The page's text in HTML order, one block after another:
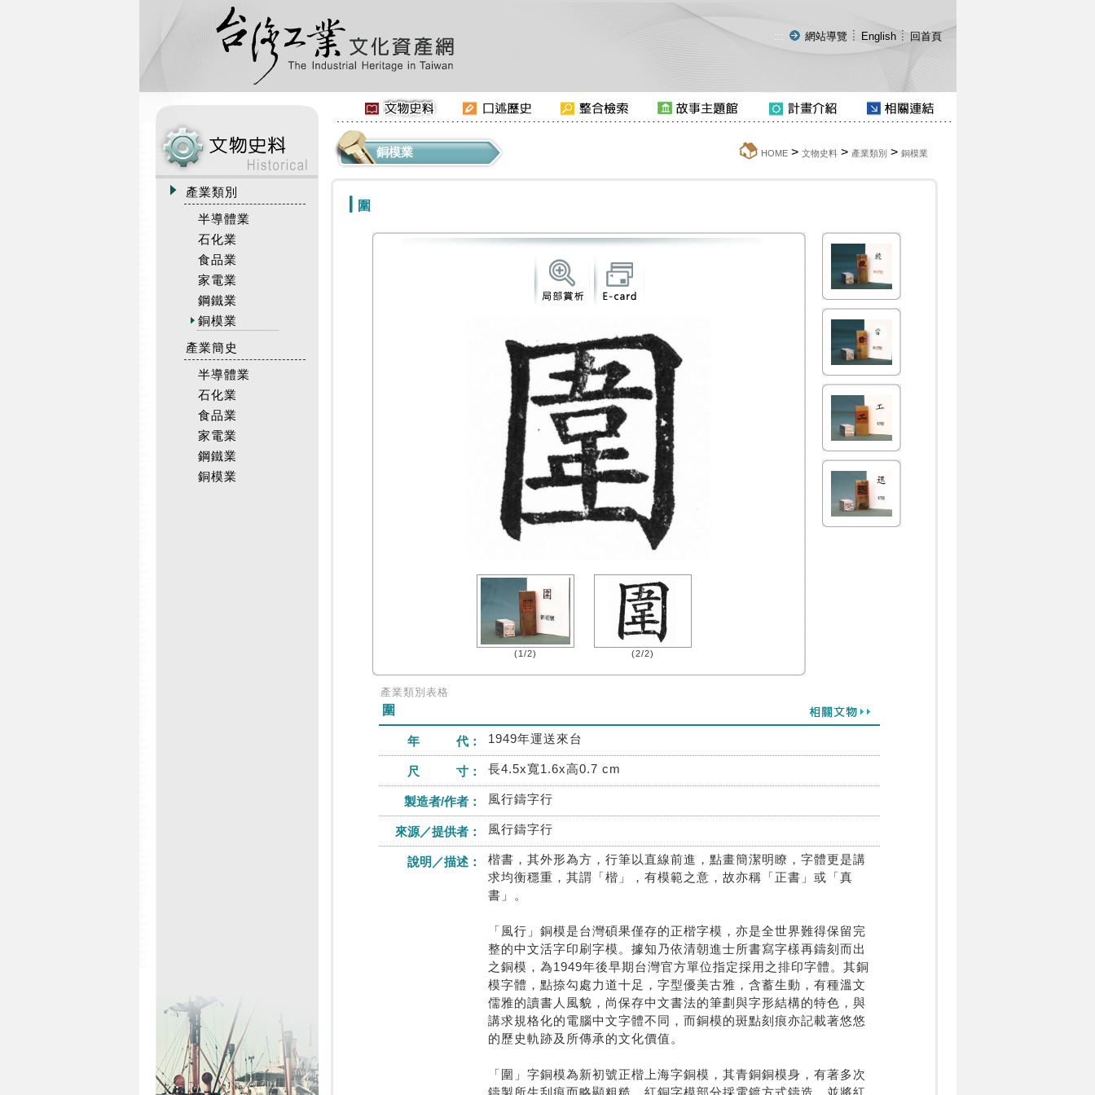
::: 網站導覽 English 回首頁
:::
產業類別
半導體業
石化業
食品業
家電業
鋼鐵業
銅模業
產業簡史
半導體業
石化業
食品業
家電業
鋼鐵業
銅模業
銅模業 HOME> 文物史料> 產業類別 > 銅模業
圍
(1/2) (2/2)
產業類別表格
圍
年 代： 1949年運送來台
尺 寸： 長4.5x寬1.6x高0.7 cm
製造者/作者： 風行鑄字行
來源／提供者： 風行鑄字行
說明／描述：
楷書，其外形為方，行筆以直線前進，點畫簡潔明瞭，字體更是講
求均衡穩重，其謂「楷」，有模範之意，故亦稱「正書」或「真
書」。
「風行」銅模是台灣碩果僅存的正楷字模，亦是全世界難得保留完
整的中文活字印刷字模。據知乃依清朝進士所書寫字樣再鑄刻而出
之銅模，為1949年後早期台灣官方單位指定採用之排印字體。其銅
模字體，點捺勾處力道十足，字型優美古雅，含蓄生動，有種溫文
儒雅的讀書人風貌，尚保存中文書法的筆劃與字形結構的特色，與
講求規格化的電腦中文字體不同，而銅模的斑點刻痕亦記載著悠悠
的歷史軌跡及所傳承的文化價值。
「圍」字銅模為新初號正楷上海字銅模，其青銅銅模身，有著多次
鑄製所生刮痕而略顯粗糙，紅銅字模部分採電鍍方式鑄造，並將紅